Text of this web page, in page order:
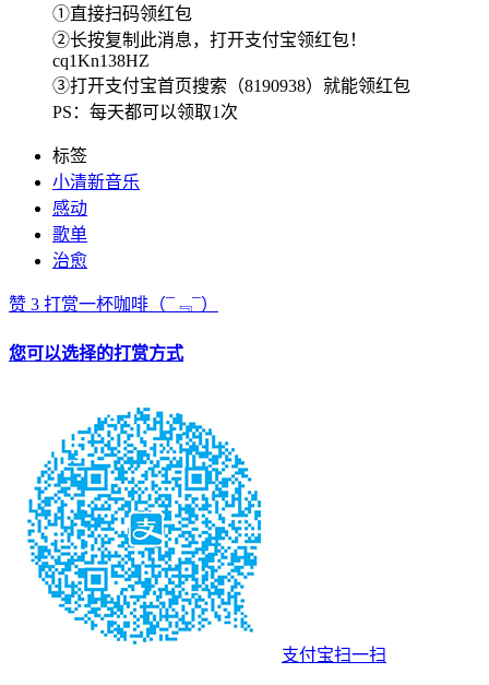
①直接扫码领红包
②长按复制此消息，打开支付宝领红包！
cq1Kn138HZ
③打开支付宝首页搜索（8190938）就能领红包
PS：每天都可以领取1次
标签
小清新音乐
感动
歌单
治愈
赞 3 打赏一杯咖啡 （¯﹃¯）
您可以选择的打赏方式
支付宝扫一扫